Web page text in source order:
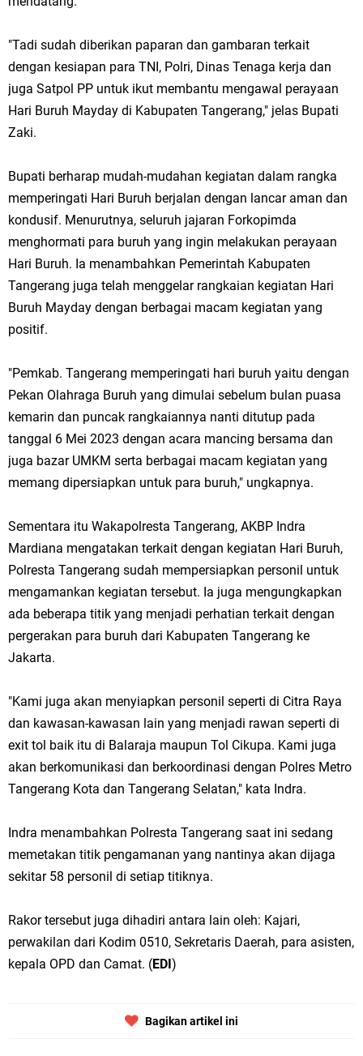
"Tadi sudah diberikan paparan dan gambaran terkait
dengan kesiapan para TNI, Polri, Dinas Tenaga kerja dan
juga Satpol PP untuk ikut membantu mengawal perayaan
Hari Buruh Mayday di Kabupaten Tangerang," jelas Bupati
Zaki.
Bupati berharap mudah-mudahan kegiatan dalam rangka
memperingati Hari Buruh berjalan dengan lancar aman dan
kondusif. Menurutnya, seluruh jajaran Forkopimda
menghormati para buruh yang ingin melakukan perayaan
Hari Buruh. Ia menambahkan Pemerintah Kabupaten
Tangerang juga telah menggelar rangkaian kegiatan Hari
Buruh Mayday dengan berbagai macam kegiatan yang
positif.
"Pemkab. Tangerang memperingati hari buruh yaitu dengan
Pekan Olahraga Buruh yang dimulai sebelum bulan puasa
kemarin dan puncak rangkaiannya nanti ditutup pada
tanggal 6 Mei 2023 dengan acara mancing bersama dan
juga bazar UMKM serta berbagai macam kegiatan yang
memang dipersiapkan untuk para buruh," ungkapnya.
Sementara itu Wakapolresta Tangerang, AKBP Indra
Mardiana mengatakan terkait dengan kegiatan Hari Buruh,
Polresta Tangerang sudah mempersiapkan personil untuk
mengamankan kegiatan tersebut. Ia juga mengungkapkan
ada beberapa titik yang menjadi perhatian terkait dengan
pergerakan para buruh dari Kabupaten Tangerang ke
Jakarta.
"Kami juga akan menyiapkan personil seperti di Citra Raya
dan kawasan-kawasan lain yang menjadi rawan seperti di
exit tol baik itu di Balaraja maupun Tol Cikupa. Kami juga
akan berkomunikasi dan berkoordinasi dengan Polres Metro
Tangerang Kota dan Tangerang Selatan," kata Indra.
Indra menambahkan Polresta Tangerang saat ini sedang
memetakan titik pengamanan yang nantinya akan dijaga
sekitar 58 personil di setiap titiknya.
Rakor tersebut juga dihadiri antara lain oleh: Kajari,
perwakilan dari Kodim 0510, Sekretaris Daerah, para asisten,
kepala OPD dan Camat. (EDI )
Bagikan artikel ini